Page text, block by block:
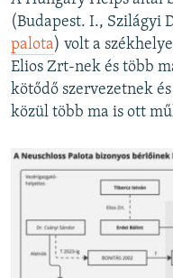
(Budapest. I., Szilágyi
palota) volt a
Elios Zrt-nek és több
kötődő szervezetnek
közül több ma is ott